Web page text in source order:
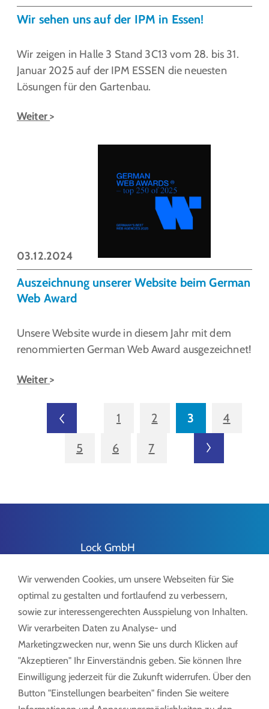
Wir sehen uns auf der IPM in Essen!
Wir zeigen in Halle 3 Stand 3C13 vom 28. bis 31.
Januar 2025 auf der IPM ESSEN die neuesten
Lösungen für den Gartenbau.
Weiter
Auszeichnung unserer Website beim German
Web Award
Unsere Website wurde in diesem Jahr mit dem
renommierten German Web Award ausgezeichnet!
Weiter
03.12.2024
vorherige
1 2 3 4
5 6 7
Lock GmbH
D-88521 Ertingen
Tel.:+49 7371 9508-0
info@lockdrives.com
www.lock.gmbh
Wir verwenden Cookies, um unsere Webseiten für Sie
optimal zu gestalten und fortlaufend zu verbessern,
sowie zur interessengerechten Ausspielung von Inhalten.
Wir verarbeiten Daten zu Analyse- und
Marketingzwecken nur, wenn Sie uns durch Klicken auf
"Akzeptieren" Ihr Einverständnis geben. Sie können Ihre
Einwilligung jederzeit für die Zukunft widerrufen. Über den
Button "Einstellungen bearbeiten" finden Sie weitere